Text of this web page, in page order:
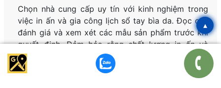
Chọn nhà cung cấp uy tín với kinh nghiệm trong
việc in ấn và gia công lịch sổ tay bìa da. Đọc các
đánh giá và xem xét các mẫu sản phẩm trước khi
quyết định. Đảm bảo rằng chất lượng in ấn và
hoàn thiện đáp ứng tiêu chuẩn cao.
Kiểm tra chi phí
▴